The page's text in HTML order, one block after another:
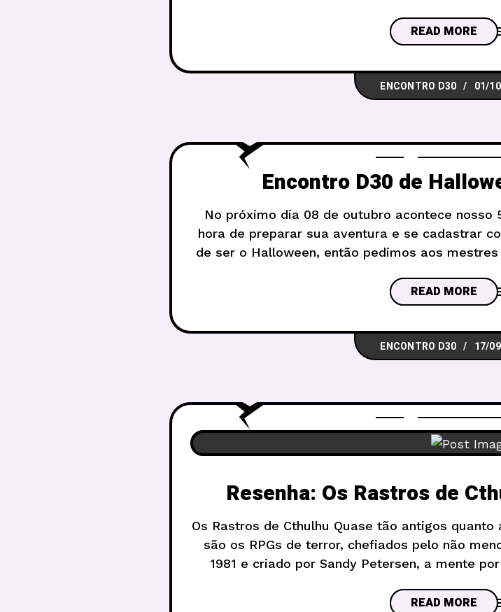
READ MORE
ENCONTRO D30 01/
Encontro D30 de
No próximo dia 08 de outubro acontece nosso
hora de preparar sua aventura e se cadastrar
de ser o Halloween, então pedimos aos
READ MORE
ENCONTRO D30 17/
Resenha: Os Rastros de
Os Rastros de Cthulhu Quase tão antigos
são os RPGs de terror, chefiados pelo não
1981 e criado por Sandy Petersen, a mente
READ MORE